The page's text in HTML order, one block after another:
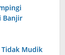
Banjir
Mudik